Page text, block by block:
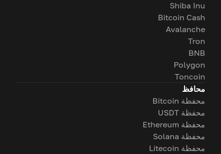
Shiba Inu
Bitcoin Cash
Avalanche
Tron
BNB
Polygon
Toncoin
محافظ
محفظة Bitcoin
محفظة USDT
محفظة Ethereum
محفظة Solana
محفظة Litecoin